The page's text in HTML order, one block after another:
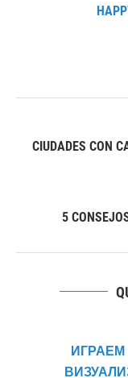
CIUDADES CON
5